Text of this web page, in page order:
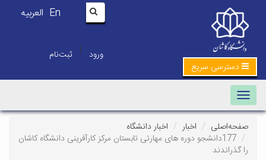
En العربیه
ورود | ثبت‌نام
دسترسی سریع
Toggle navigation
صفحه‌اصلی اخبار
اخبار دانشگاه
177دانشجو دوره های مهارتی تابستان مرکز کارآفرینی دانشگاه کاشان
را گذراندند